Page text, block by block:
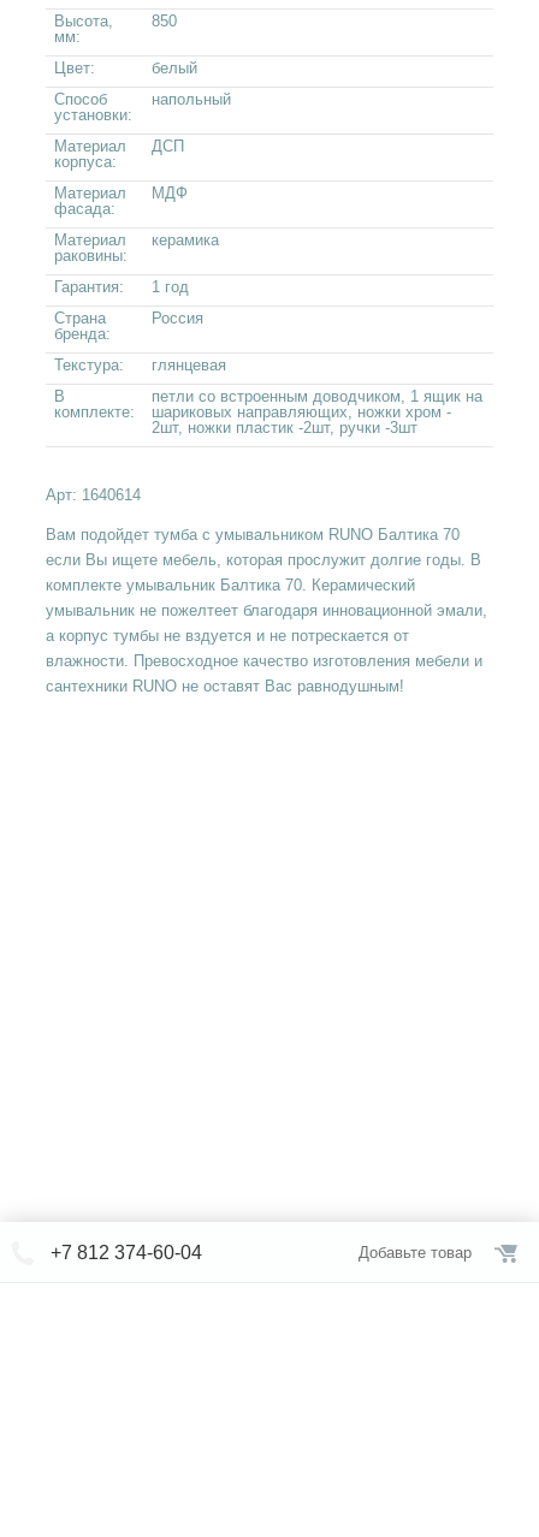
Высота,
мм:
850
Цвет:
белый
Способ
установки:
напольный
Материал
корпуса:
ДСП
Материал
фасада:
МДФ
Материал
раковины:
керамика
Гарантия:
1 год
Страна
бренда:
Россия
Текстура:
глянцевая
В
комплекте:
петли со встроенным доводчиком, 1 ящик на
шариковых направляющих, ножки хром -
2шт, ножки пластик -2шт, ручки -3шт
Арт: 1640614
Вам подойдет тумба с умывальником RUNO Балтика 70
если Вы ищете мебель, которая прослужит долгие годы. В
комплекте умывальник Балтика 70. Керамический
умывальник не пожелтеет благодаря инновационной эмали,
а корпус тумбы не вздуется и не потрескается от
влажности. Превосходное качество изготовления мебели и
сантехники RUNO не оставят Вас равнодушным!
+7 812 374-60-04 Добавьте товар